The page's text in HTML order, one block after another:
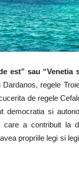
est” sau “Venetia
Dardanos, regele
de regele
si
a contribuit la
propriile legi si